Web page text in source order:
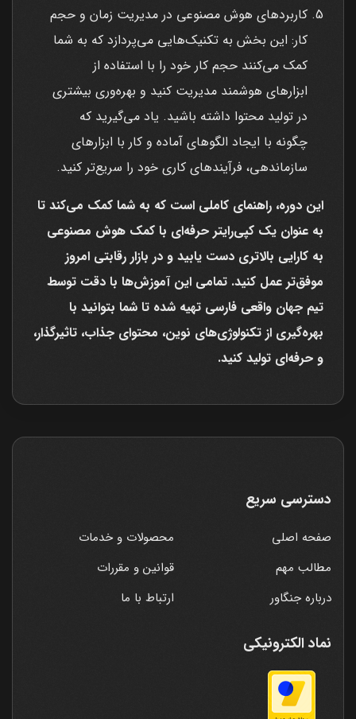
کاربردهای هوش مصنوعی در مدیریت زمان و حجم
کار: این بخش به تکنیک‌هایی می‌پردازد که به شما
کمک می‌کنند حجم کار خود را با استفاده از
ابزارهای هوشمند مدیریت کنید و بهره‌وری بیشتری
در تولید محتوا داشته باشید. یاد می‌گیرید که
چگونه با ایجاد الگوهای آماده و کار با ابزارهای
سازماندهی، فرآیندهای کاری خود را سریع‌تر کنید.
این دوره، راهنمای کاملی است که به شما کمک می‌کند تا
به عنوان یک کپی‌رایتر حرفه‌ای با کمک هوش مصنوعی
به کارایی بالاتری دست یابید و در بازار رقابتی امروز
موفق‌تر عمل کنید. تمامی این آموزش‌ها با دقت توسط
تیم جهان واقعی فارسی تهیه شده تا شما بتوانید با
بهره‌گیری از تکنولوژی‌های نوین، محتوای جذاب، تاثیرگذار،
و حرفه‌ای تولید کنید.
دسترسی سریع
صفحه اصلی
محصولات و خدمات
مطالب مهم
قوانین و مقررات
درباره جنگاور
ارتباط با ما
نماد الکترونیکی